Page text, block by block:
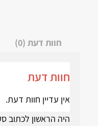
חוות דעת (0)
חוות דעת
אין עדיין חוות דעת.
היה הראשון לכתוב